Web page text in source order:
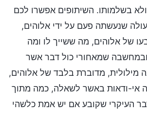
ולא בשלמותו. השיתופים אפשרו לכם
שנעשתה פעם על ידי אלוהים,
של אלוהים, מה ששייך לו ומה
ובמחשבה שמאחורי כול דבר אשר
מילולית, מדוברת בלבד של אלוהים,
אי-ודאות באשר לשאלה, כמה מתוך
העיקרי שקובע אם יש אמת כלשהי